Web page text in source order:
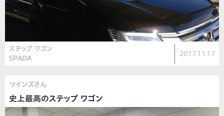
ステップ ワゴン
SPADA
2017.11.17
ツインズさん
史上最高のステップ ワゴン